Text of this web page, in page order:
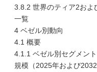
3.8.2 世界のティア2およ
一覧
4 ベゼル別動向
4.1 概要
4.1.1 ベゼル別セグメン
規模（2025年および2032